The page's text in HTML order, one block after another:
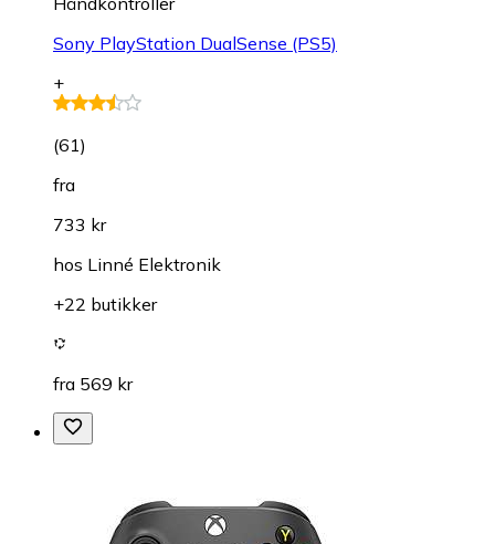
Sony PlayStation DualSense (PS5)
+
(61)
fra
733 kr
hos Linné Elektronik
+22 butikker
fra 569 kr